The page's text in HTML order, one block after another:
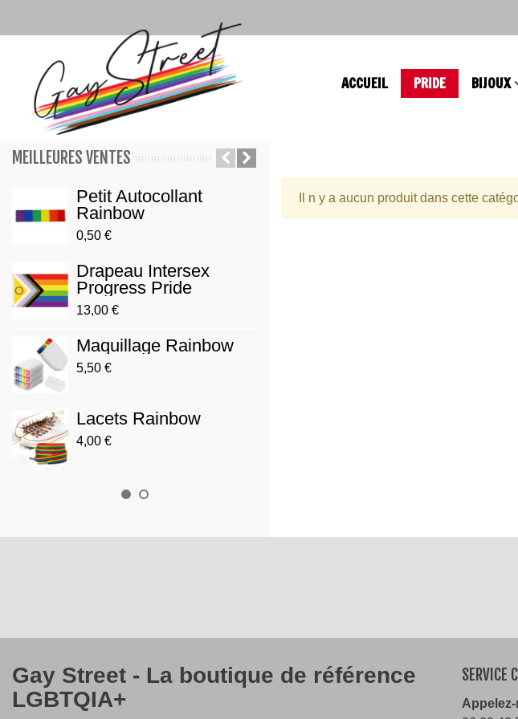
ACCUEIL PRIDE BIJOUX
MEILLEURES VENTES
Petit Autocollant
Rainbow
0,50 €
Drapeau Intersex
Progress Pride
13,00 €
Maquillage Rainbow
5,50 €
Lacets Rainbow
4,00 €
Pin's Intersex Progress
Pride
Il n y a aucun produit dans cette
Gay Street - La boutique de référence
LGBTQIA+
SERVICE